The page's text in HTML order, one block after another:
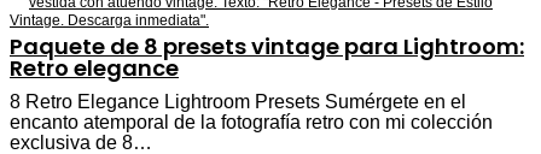
Paquete de 8 presets vintage para Lightroom:
Retro elegance
8 Retro Elegance Lightroom Presets Sumérgete en el
encanto atemporal de la fotografía retro con mi colección
exclusiva de 8…